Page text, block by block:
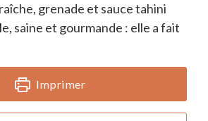
grenade et sauce tahini
saine et gourmande : elle a fait
Imprimer